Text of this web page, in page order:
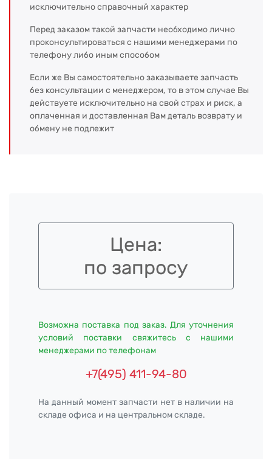
исключительно справочный характер
Перед заказом такой запчасти необходимо лично
проконсультироваться с нашими менеджерами по
телефону либо иным способом
Если же Вы самостоятельно заказываете запчасть
без консультации с менеджером, то в этом случае Вы
действуете исключительно на свой страх и риск, а
оплаченная и доставленная Вам деталь возврату и
обмену не подлежит
Цена:
по запросу
Возможна поставка под заказ. Для уточнения
условий поставки свяжитесь с нашими
менеджерами по телефонам
+7(495) 411-94-80
На данный момент запчасти нет в наличии на
складе офиса и на центральном складе.